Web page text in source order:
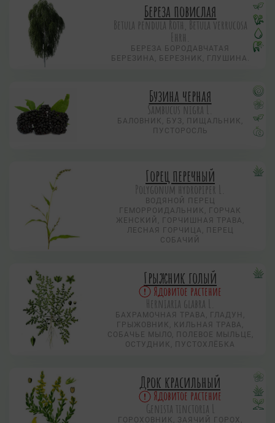
Береза повислая
Betula pendula Roth, Betula verrucosa
Ehrh.
БЕРЕЗА БОРОДАВЧАТАЯ
БЕРЕЗИНА, БЕРЕЗНИК, ГЛУШИНА.
Бузина черная
Sambucus nigra L.
БАЛОВНИК, БУЗ, ПИЩАЛЬНИК,
ПУСТОРОСЛЬ
Горец перечный
Polygonum hydropiper L.
ВОДЯНОЙ ПЕРЕЦ
ГЕМОРРОИДАЛЬНИК, ГОРЧАК
ЖЕНСКИЙ, ГОРЧИШНАЯ ТРАВА,
ЛЕСНАЯ ГОРЧИЦА, ПЕРЕЦ
СОБАЧИЙ
Грыжник голый
Ядовитое растение
Herniaria glabra L.
БАХРАМОЧНАЯ ТРАВА, ГЛАДУН,
ГРЫЖОВНИК, КИЛЬНАЯ ТРАВА,
СОБАЧЬЕ МЫЛО, ПОЛЕВОЕ МЫЛЬЦЕ,
ОСТУДНИК, ПУСТОХЛЁБКА
Дрок красильный
Ядовитое растение
Genista tinctoria L
ГОРОХОВНИК, ЗАЯЧИЙ ГОРОХ,